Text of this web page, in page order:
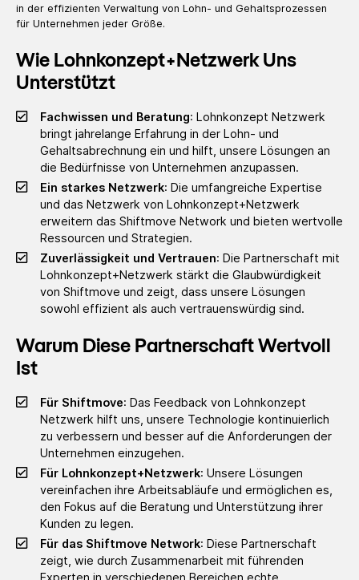
in der effizienten Verwaltung von Lohn- und Gehaltsprozessen
für Unternehmen jeder Größe.
Wie Lohnkonzept+Netzwerk Uns
Unterstützt
Fachwissen und Beratung: Lohnkonzept Netzwerk
bringt jahrelange Erfahrung in der Lohn- und
Gehaltsabrechnung ein und hilft, unsere Lösungen an
die Bedürfnisse von Unternehmen anzupassen.
Ein starkes Netzwerk: Die umfangreiche Expertise
und das Netzwerk von Lohnkonzept+Netzwerk
erweitern das Shiftmove Network und bieten wertvolle
Ressourcen und Strategien.
Zuverlässigkeit und Vertrauen: Die Partnerschaft mit
Lohnkonzept+Netzwerk stärkt die Glaubwürdigkeit
von Shiftmove und zeigt, dass unsere Lösungen
sowohl effizient als auch vertrauenswürdig sind.
Warum Diese Partnerschaft Wertvoll
Ist
Für Shiftmove: Das Feedback von Lohnkonzept
Netzwerk hilft uns, unsere Technologie kontinuierlich
zu verbessern und besser auf die Anforderungen der
Unternehmen einzugehen.
Für Lohnkonzept+Netzwerk: Unsere Lösungen
vereinfachen ihre Arbeitsabläufe und ermöglichen es,
den Fokus auf die Beratung und Unterstützung ihrer
Kunden zu legen.
Für das Shiftmove Network: Diese Partnerschaft
zeigt, wie durch Zusammenarbeit mit führenden
Experten in verschiedenen Bereichen echte